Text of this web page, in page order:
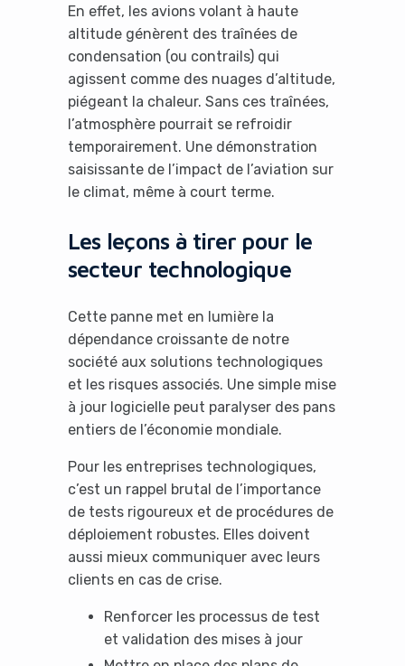
En effet, les avions volant à haute
altitude génèrent des traînées de
condensation (ou contrails) qui
agissent comme des nuages d’altitude,
piégeant la chaleur. Sans ces traînées,
l’atmosphère pourrait se refroidir
temporairement. Une démonstration
saisissante de l’impact de l’aviation sur
le climat, même à court terme.
Les leçons à tirer pour le
secteur technologique
Cette panne met en lumière la
dépendance croissante de notre
société aux solutions technologiques
et les risques associés. Une simple mise
à jour logicielle peut paralyser des pans
entiers de l’économie mondiale.
Pour les entreprises technologiques,
c’est un rappel brutal de l’importance
de tests rigoureux et de procédures de
déploiement robustes. Elles doivent
aussi mieux communiquer avec leurs
clients en cas de crise.
Renforcer les processus de test
et validation des mises à jour